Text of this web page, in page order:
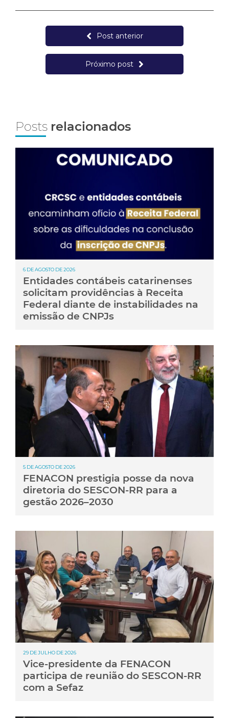
Post anterior
Próximo post
Posts relacionados
6 DE AGOSTO DE 2026
Entidades contábeis catarinenses
solicitam providências à Receita
Federal diante de instabilidades na
emissão de CNPJs
5 DE AGOSTO DE 2026
FENACON prestigia posse da nova
diretoria do SESCON-RR para a
gestão 2026–2030
29 DE JULHO DE 2026
Vice-presidente da FENACON
participa de reunião do SESCON-RR
com a Sefaz